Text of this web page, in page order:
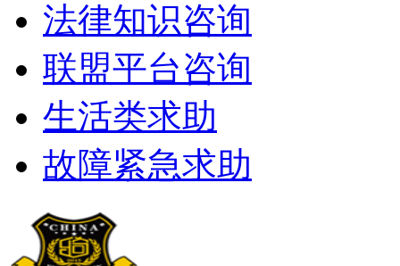
法律知识咨询
联盟平台咨询
生活类求助
故障紧急求助